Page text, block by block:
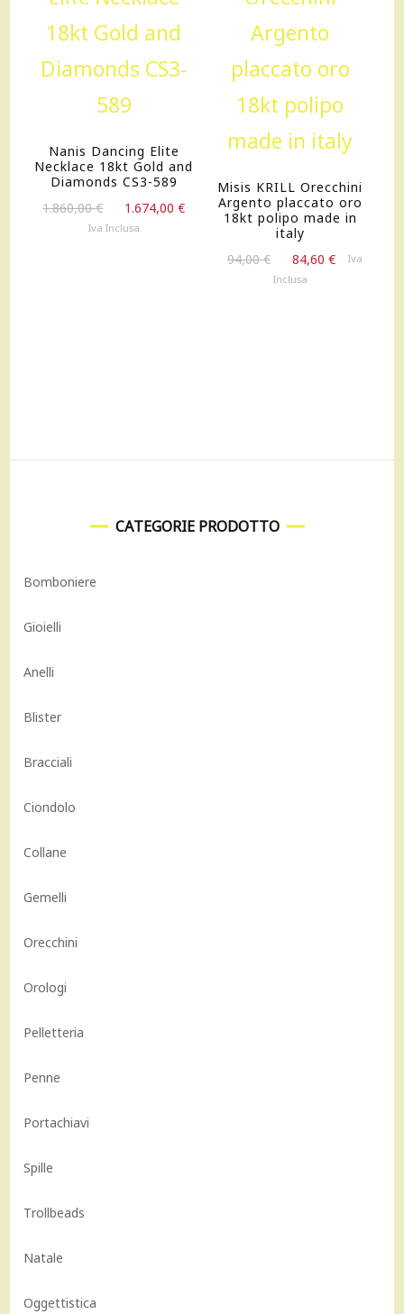
OFFERTA!
Nanis Dancing Elite
Necklace 18kt Gold and
Diamonds CS3-589
1.860,00€
prezzo
1.674,00€
prezzo
Iva Inclusa
OFFERTA!
Misis KRILL Orecchini
Argento placcato oro
18kt polipo made in
italy
94,00€
prezzo
84,60 €
IlIva
Inclusa
CATEGORIE PRODOTTO
Bomboniere
Gioielli
Anelli
Blister
Bracciali
Ciondolo
Collane
Gemelli
Orecchini
Orologi
Pelletteria
Penne
Portachiavi
Spille
Trollbeads
Natale
Oggettistica